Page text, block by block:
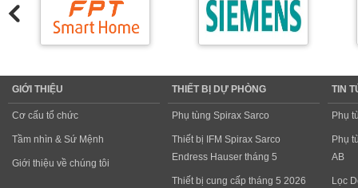
GIỚI THIỆU
Cơ cấu tổ chức
Tầm nhìn & Sứ Mệnh
Giới thiệu về chúng tôi
THIẾT BỊ DỰ PHÒNG
Phụ tùng Spirax Sarco
Thiết bị IFM Spirax Sarco
Endress Hauser tháng 5
Thiết bị cung cấp tháng 5 2026
TIN
Phụ
Phụ
AB
Lọc